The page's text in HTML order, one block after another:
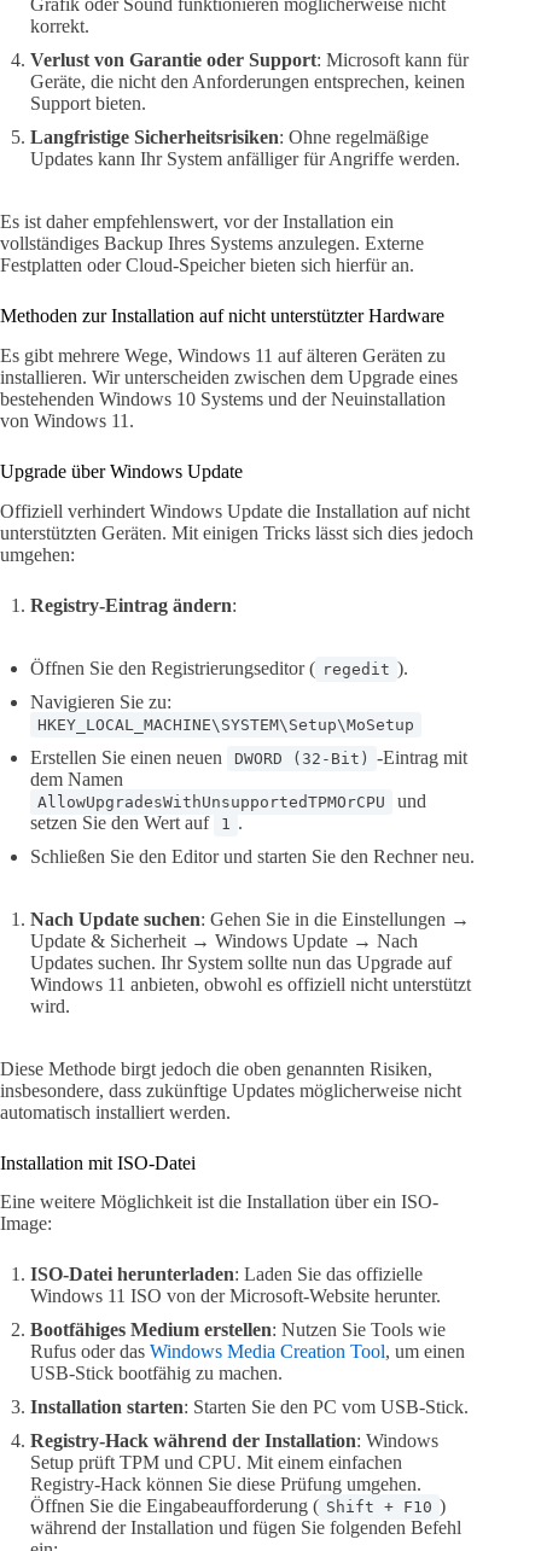
Grafik oder Sound funktionieren möglicherweise nicht
korrekt.
Verlust von Garantie oder Support: Microsoft kann für
Geräte, die nicht den Anforderungen entsprechen, keinen
Support bieten.
Langfristige Sicherheitsrisiken: Ohne regelmäßige
Updates kann Ihr System anfälliger für Angriffe werden.
Es ist daher empfehlenswert, vor der Installation ein
vollständiges Backup Ihres Systems anzulegen. Externe
Festplatten oder Cloud-Speicher bieten sich hierfür an.
Methoden zur Installation auf nicht unterstützter Hardware
Es gibt mehrere Wege, Windows 11 auf älteren Geräten zu
installieren. Wir unterscheiden zwischen dem Upgrade eines
bestehenden Windows 10 Systems und der Neuinstallation
von Windows 11.
Upgrade über Windows Update
Offiziell verhindert Windows Update die Installation auf nicht
unterstützten Geräten. Mit einigen Tricks lässt sich dies jedoch
umgehen:
Registry-Eintrag ändern:
Öffnen Sie den Registrierungseditor ( regedit ).
Navigieren Sie zu:
HKEY_LOCAL_MACHINE\SYSTEM\Setup\MoSetup
Erstellen Sie einen neuen DWORD (32-Bit) -Eintrag mit
dem Namen
AllowUpgradesWithUnsupportedTPMOrCPU
und
setzen Sie den Wert auf
1
.
Schließen Sie den Editor und starten Sie den Rechner neu.
Nach Update suchen: Gehen Sie in die Einstellungen →
Update & Sicherheit → Windows Update → Nach
Updates suchen. Ihr System sollte nun das Upgrade auf
Windows 11 anbieten, obwohl es offiziell nicht unterstützt
wird.
Diese Methode birgt jedoch die oben genannten Risiken,
insbesondere, dass zukünftige Updates möglicherweise nicht
automatisch installiert werden.
Installation mit ISO-Datei
Eine weitere Möglichkeit ist die Installation über ein ISO-
Image:
ISO-Datei herunterladen: Laden Sie das offizielle
Windows 11 ISO von der Microsoft-Website herunter.
Bootfähiges Medium erstellen: Nutzen Sie Tools wie
Rufus oder das Windows Media Creation Tool, um einen
USB-Stick bootfähig zu machen.
Installation starten: Starten Sie den PC vom USB-Stick.
Registry-Hack während der Installation: Windows
Setup prüft TPM und CPU. Mit einem einfachen
Registry-Hack können Sie diese Prüfung umgehen.
Öffnen Sie die Eingabeaufforderung ( Shift + F10 )
während der Installation und fügen Sie folgenden Befehl